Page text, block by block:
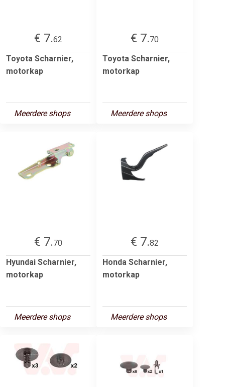
€ 7.62
Toyota Scharnier,
motorkap
Meerdere shops
€ 7.70
Toyota Scharnier,
motorkap
Meerdere shops
€ 7.70
Hyundai Scharnier,
motorkap
Meerdere shops
€ 7.82
Honda Scharnier,
motorkap
Meerdere shops